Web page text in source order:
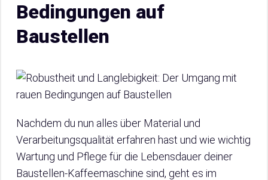
Bedingungen auf
Baustellen
Nachdem du nun alles über Material und
Verarbeitungsqualität erfahren hast und wie wichtig
Wartung und Pflege für die Lebensdauer deiner
Baustellen-Kaffeemaschine sind, geht es im